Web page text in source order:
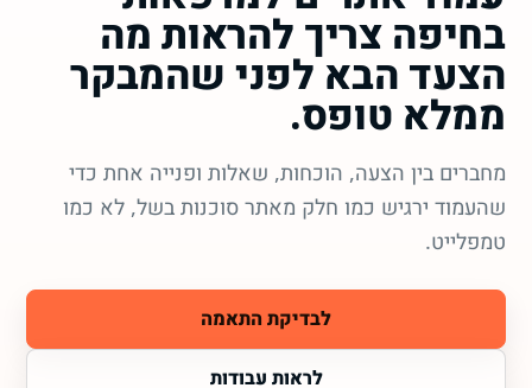
בחיפה צריך להראות מה
הצעד הבא לפני שהמבקר
ממלא טופס.
מחברים בין הצעה, הוכחות, שאלות ופנייה אחת כדי
שהעמוד ירגיש כמו חלק מאתר סוכנות בשל, לא כמו
טמפלייט.
לבדיקת התאמה
לראות עבודות